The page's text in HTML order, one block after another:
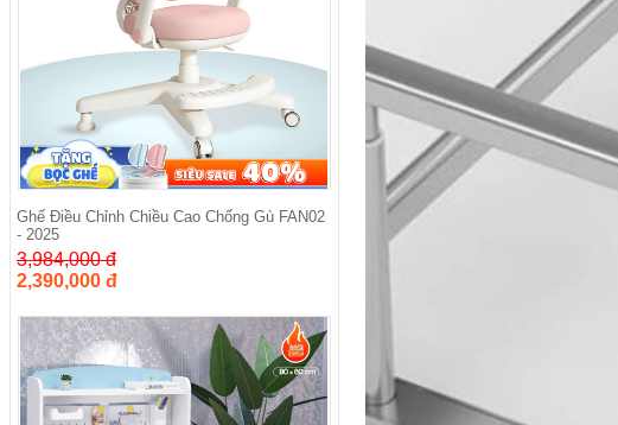
Ghế Điều Chỉnh Chiều Cao Chống Gù FAN02
- 2025
3,984,000 đ
2,390,000 đ